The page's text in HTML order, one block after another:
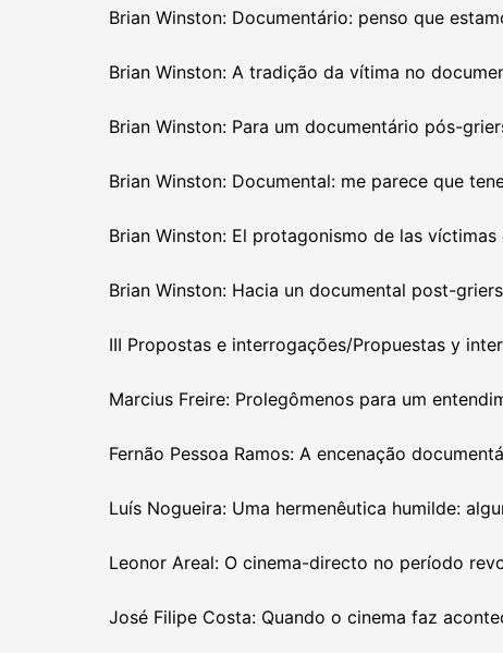
Brian Winston: Documentário: penso que
Brian Winston: A tradição da vítima no
Brian Winston: Para um documentário pós-
Brian Winston: Documental: me parece que
Brian Winston: El protagonismo de las
Brian Winston: Hacia un documental post-
III Propostas e interrogações/Propuestas y
Marcius Freire: Prolegômenos para um
Fernão Pessoa Ramos: A encenação
Luís Nogueira: Uma hermenêutica humilde:
Leonor Areal: O cinema-directo no período
José Filipe Costa: Quando o cinema faz